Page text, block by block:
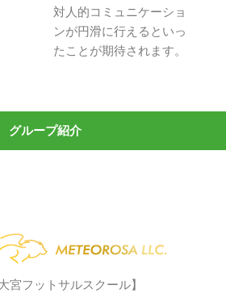
対人的コミュニケーショ
ンが円滑に行えるといっ
たことが期待されます。
グループ紹介
宮フットサルスクール】